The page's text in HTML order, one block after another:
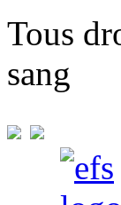
Tous
sang